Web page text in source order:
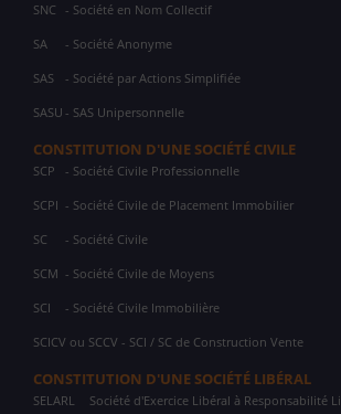
SNC - Société en Nom Collectif
SA - Société Anonyme
SAS - Société par Actions Simplifiée
SASU - SAS Unipersonnelle
CONSTITUTION D'UNE SOCIÉTÉ CIVILE
SCP - Société Civile Professionnelle
SCPI - Société Civile de Placement Immobilier
SC - Société Civile
SCM - Société Civile de Moyens
SCI - Société Civile Immobilière
SCICV ou SCCV - SCI / SC de Construction Vente
CONSTITUTION D'UNE SOCIÉTÉ LIBÉRAL
SELARL Société d'Exercice Libéral à Responsabilité